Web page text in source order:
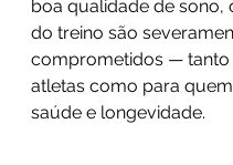
boa qualidade de sono,
do treino são
comprometidos — tanto
atletas como para
saúde e longevidade.